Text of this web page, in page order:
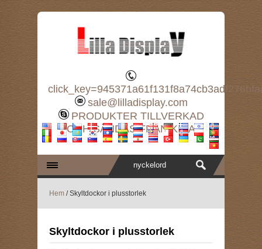
sale@lilladisplay.com
PRODUKTER TILLVERKAD
OCH SÄNDAS FRÅN KINA
Hem / Skyltdockor i plusstorlek
Skyltdockor i plusstorlek